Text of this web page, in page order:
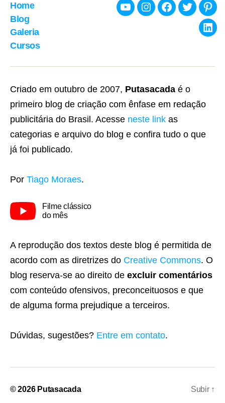
Home
Blog
Galeria
Cursos
YoutubeInstagramFacebook
Twitter
Criado em outubro de 2007, Putasacada é o
primeiro blog de criação com ênfase em redação
publicitária do Brasil. Acesse neste link as
categorias e arquivo do blog e confira tudo o que
já foi publicado.
Por Tiago Moraes.
Filme clássico
do mês
A reprodução dos textos deste blog é permitida de
acordo com as diretrizes do Creative Commons. O
blog reserva-se ao direito de excluir comentários
com conteúdo ofensivos, preconceituosos e que
de alguma forma prejudique a terceiros.
Dúvidas, sugestões? Entre em contato.
© 2026 Putasacada Subir ↑